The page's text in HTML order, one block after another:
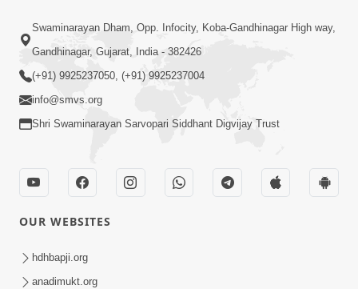
Swaminarayan Dham, Opp. Infocity, Koba-Gandhinagar High way,
Gandhinagar, Gujarat, India - 382426
(+91) 9925237050, (+91) 9925237004
info@smvs.org
Shri Swaminarayan Sarvopari Siddhant Digvijay Trust
OUR WEBSITES
hdhbapji.org
anadimukt.org